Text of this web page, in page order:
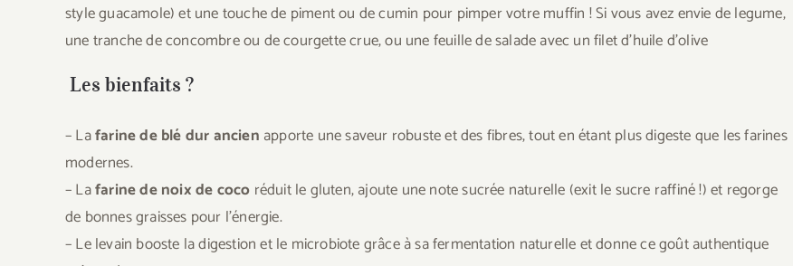
style guacamole) et une touche de piment ou de cumin pour pimper votre muffin ! Si vous avez envie de legume,
une tranche de concombre ou de courgette crue, ou une feuille de salade avec un filet d’huile d’olive
Les bienfaits ?
– Lafarine de blé dur ancien apporte une saveur robuste et des fibres, tout en étant plus digeste que les farines
modernes.
– Lafarine de noix de coco réduit le gluten, ajoute une note sucrée naturelle (exit le sucre raffiné !) et regorge
de bonnes graisses pour l’énergie.
– Le levain booste la digestion et le microbiote grâce à sa fermentation naturelle et donne ce goût authentique